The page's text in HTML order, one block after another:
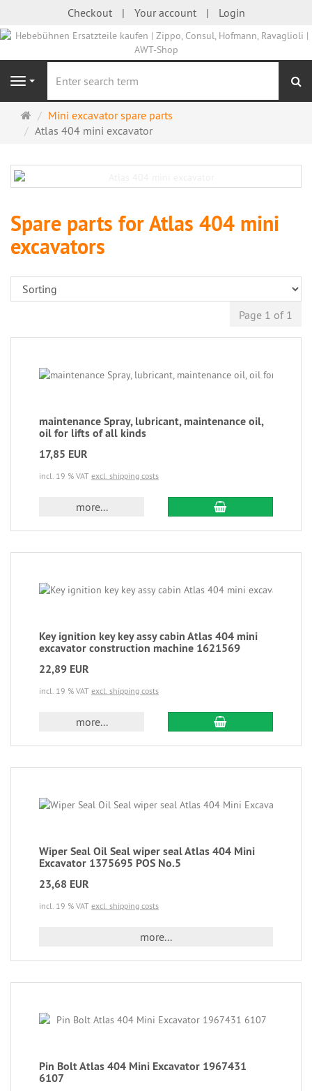
Checkout Your account Login
Navigation
Main
page
Mini excavator spare parts
Atlas 404 mini excavator
Spare parts for Atlas 404 mini
excavators
Page 1 of 1
maintenance Spray, lubricant, maintenance oil,
oil for lifts of all kinds
17,85 EUR
incl. 19 % VAT excl. shipping costs
more...
Key ignition key key assy cabin Atlas 404 mini
excavator construction machine 1621569
22,89 EUR
incl. 19 % VAT excl. shipping costs
more...
Wiper Seal Oil Seal wiper seal Atlas 404 Mini
Excavator 1375695 POS No.5
23,68 EUR
incl. 19 % VAT excl. shipping costs
more...
Pin Bolt Atlas 404 Mini Excavator 1967431
6107